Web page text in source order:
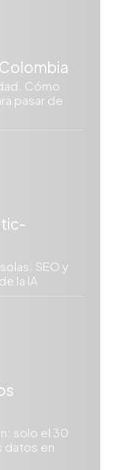
Cómo
pasar de
SEO y
la IA
solo el 30
datos en